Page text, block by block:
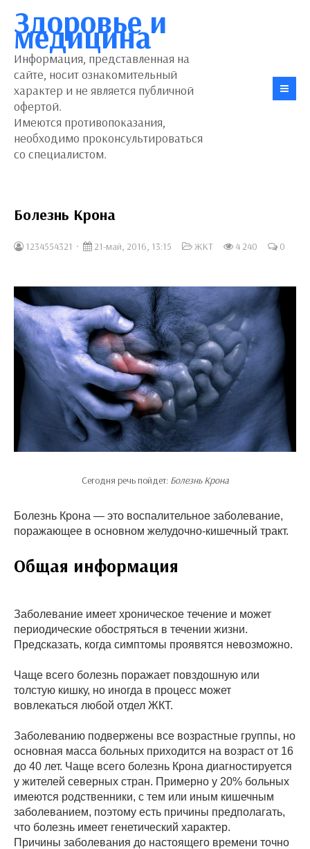
Здоровье и
медицина
Информация, представленная на
сайте, носит ознакомительный
характер и не является публичной
офертой.
Имеются противопоказания,
необходимо проконсультироваться
со специалистом.
Болезнь Крона
1234554321 21-май, 2016, 13:15 ЖКТ 4 240 0
Сегодня речь пойдет: Болезнь Крона
Болезнь Крона — это воспалительное заболевание,
поражающее в основном желудочно-кишечный тракт.
Общая информация
Заболевание имеет хроническое течение и может
периодические обостряться в течении жизни.
Предсказать, когда симптомы проявятся невозможно.
Чаще всего болезнь поражает повздошную или
толстую кишку, но иногда в процесс может
вовлекаться любой отдел ЖКТ.
Заболеванию подвержены все возрастные группы, но
основная масса больных приходится на возраст от 16
до 40 лет. Чаще всего болезнь Крона диагностируется
у жителей северных стран. Примерно у 20% больных
имеются родственники, с тем или иным кишечным
заболеванием, поэтому есть причины предполагать,
что болезнь имеет генетический характер.
Причины заболевания до настоящего времени точно